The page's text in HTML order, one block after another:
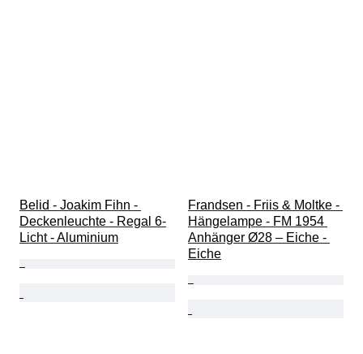
Belid - Joakim Fihn -
Deckenleuchte - Regal 6-
Licht - Aluminium
Frandsen - Friis & Moltke -
Hängelampe - FM 1954
Anhänger Ø28 – Eiche -
Eiche